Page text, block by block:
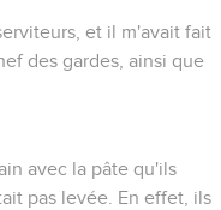
et il m'avait fait
des gardes, ainsi que
avec la pâte qu'ils
pas levée. En effet, ils